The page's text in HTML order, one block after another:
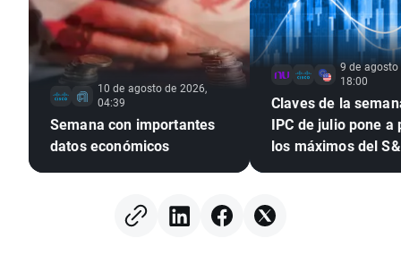
10 de agosto de 2026,
04:39
Semana con importantes
datos económicos
9 de agosto
18:00
Claves de la
IPC de julio pone a
los máximos del